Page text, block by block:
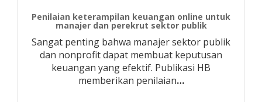
Penilaian keterampilan keuangan online untuk
manajer dan perekrut sektor publik
Sangat penting bahwa manajer sektor publik
dan nonprofit dapat membuat keputusan
keuangan yang efektif. Publikasi HB
memberikan penilaian…